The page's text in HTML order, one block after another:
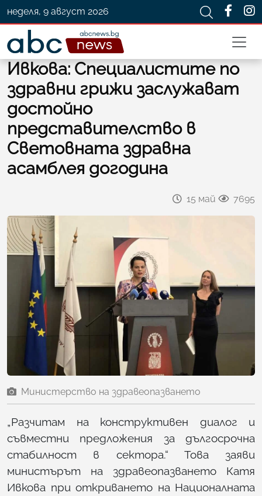
неделя, 9 август 2026
Ивкова: Специалистите по
здравни грижи заслужават
достойно
представителство в
Световната здравна
асамблея догодина
15 май 7695
Министерство на здравеопазването
„Разчитам на конструктивен диалог и
съвместни предложения за дългосрочна
стабилност в сектора.“ Това заяви
министърът на здравеопазването Катя
Ивкова при откриването на Националната